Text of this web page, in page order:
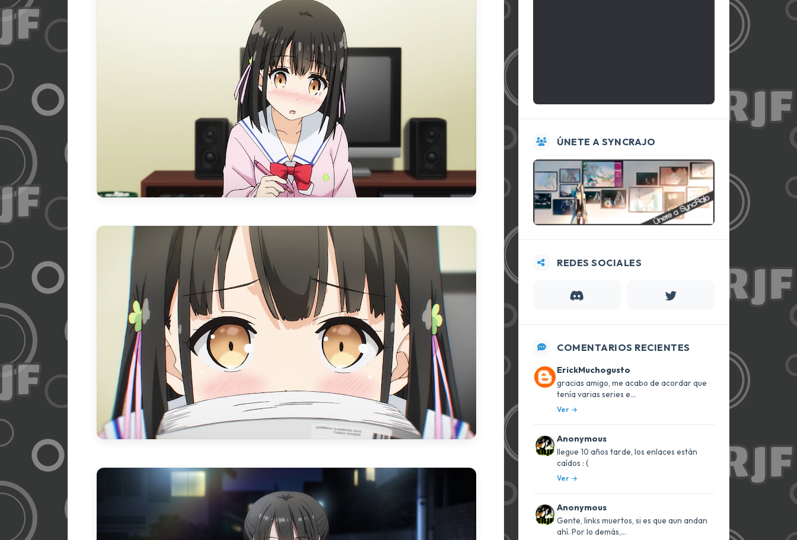
ÚNETE A SYNCRAJO
REDES SOCIALES
COMENTARIOS RECIENTES
ErickMuchogusto
gracias amigo, me acabo de acordar que
tenía varias series e...
Ver
Anonymous
llegue 10 años tarde, los enlaces están
caídos : (
Ver
Anonymous
Gente, links muertos, si es que aun andan
ahí. Por lo demás,...